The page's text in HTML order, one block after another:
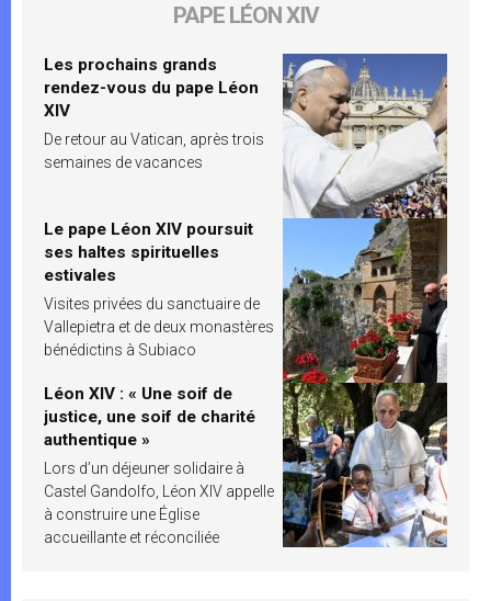
PAPE LÉON XIV
Les prochains grands
rendez-vous du pape Léon
XIV
De retour au Vatican, après trois
semaines de vacances
Le pape Léon XIV poursuit
ses haltes spirituelles
estivales
Visites privées du sanctuaire de
Vallepietra et de deux monastères
bénédictins à Subiaco
Léon XIV : « Une soif de
justice, une soif de charité
authentique »
Lors d’un déjeuner solidaire à
Castel Gandolfo, Léon XIV appelle
à construire une Église
accueillante et réconciliée